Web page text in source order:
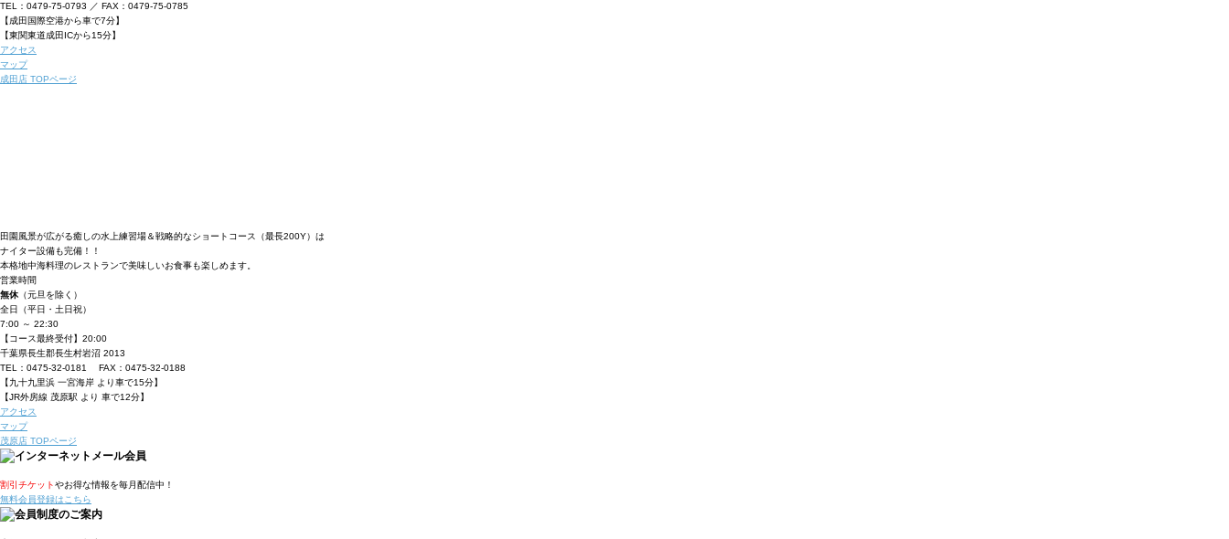
TEL：0479-75-0793 ／ FAX：0479-75-0785
【成田国際空港から車で7分】
【東関東道成田ICから15分】
アクセス
マップ
成田店 TOPページ
田園風景が広がる癒しの水上練習場＆戦略的なショートコース（最長200Y）は
ナイ ター設備も完備！！
本格地中海料理のレストランで美味しいお食事も楽しめます。
営業時間
無休 （元旦を除く）
全日（平日・土日祝）
7:00 ～ 22:30
【コース最終受付】20:00
千葉県長生郡長生村岩沼 2013
TEL：0475-32-0181 FAX：0475-32-0188
【九十九里浜 一宮海岸 より車で15分】
【JR外房線 茂原駅 より 車で12分】
アクセス
マップ
茂原店 TOPページ
割引チケットやお得な情報を毎月配信中！
無料会員登録はこちら